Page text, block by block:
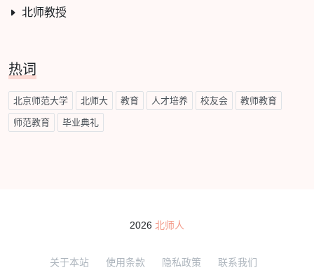
北师教授
热词
北京师范大学 北师大 教育 人才培养 校友会 教师教育
师范教育 毕业典礼
2026 北师人
关于本站 使用条款 隐私政策 联系我们